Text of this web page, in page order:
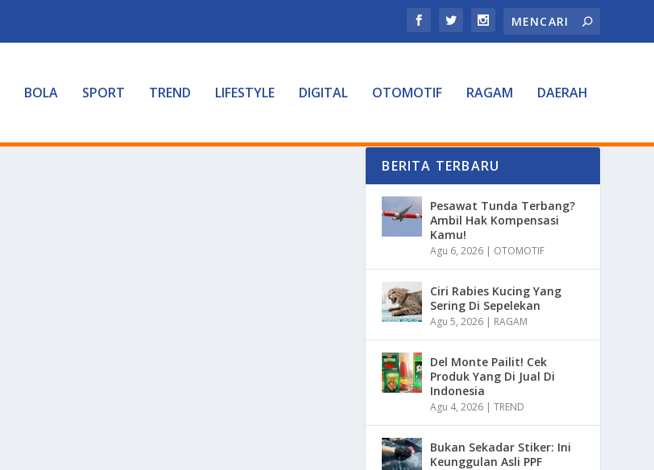
BOLA SPORT TREND LIFESTYLE DIGITAL OTOMOTIF RAGAM DAERAH
BERITA TERBARU
Pesawat Tunda Terbang?
Ambil Hak Kompensasi
Kamu!
Agu 6, 2026 | OTOMOTIF
Ciri Rabies Kucing Yang
Sering Di Sepelekan
Agu 5, 2026 | RAGAM
Del Monte Pailit! Cek
Produk Yang Di Jual Di
Indonesia
Agu 4, 2026 |TREND
Bukan Sekadar Stiker: Ini
Keunggulan Asli PPF